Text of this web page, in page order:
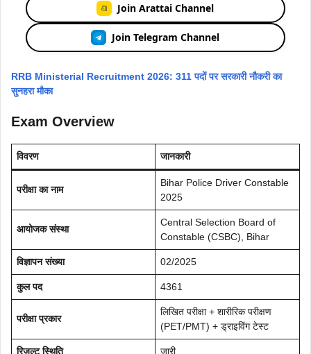
Join Arattai Channel
Join Telegram Channel
RRB Ministerial Recruitment 2026: 311 पदों पर सरकारी नौकरी का
सुनहरा मौका
Exam Overview
विवरण जानकारी
परीक्षा का नाम
Bihar Police Driver Constable
2025
आयोजक संस्था
Central Selection Board of
Constable (CSBC), Bihar
विज्ञापन संख्या 02/2025
कुल पद 4361
परीक्षा प्रकार
लिखित परीक्षा + शारीरिक परीक्षण
(PET/PMT) + ड्राइविंग टेस्ट
रिजल्ट स्थिति जारी